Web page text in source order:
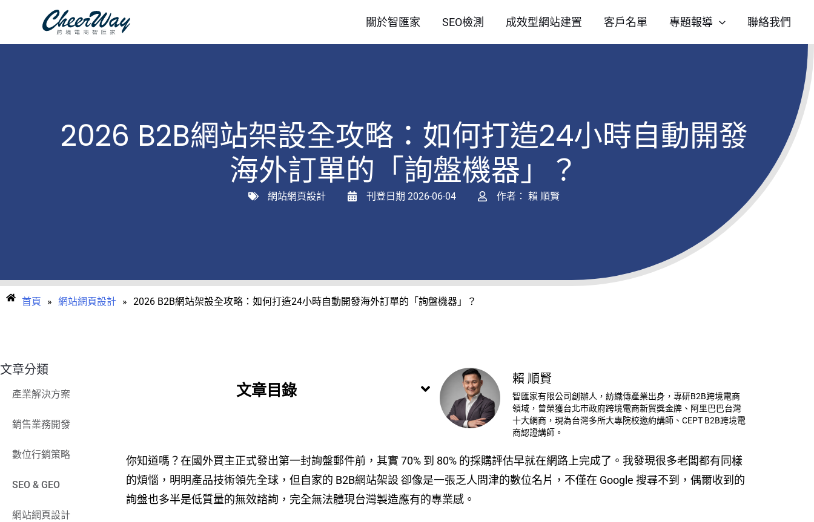
主
關於智匯家 SEO檢測 成效型網站建置 客戶名單 專題報導 聯絡我們
2026 B2B網站架設全攻略：如何打造24小時自動開發
海外訂單的「詢盤機器」？
網站網頁設計 刊登日期 2026-06-04 作者： 賴 順賢
首頁 » 網站網頁設計 » 2026 B2B網站架設全攻略：如何打造24小時自動開發海外訂單的「詢盤機器」？
文章分類
產業解決方案
銷售業務開發
數位行銷策略
SEO & GEO
網站網頁設計
文章目錄
賴 順賢
智匯家有限公司創辦人，紡織傳產業出身，專研B2B跨境電商
領域，曾榮獲台北市政府跨境電商新貿獎金牌、阿里巴巴台灣
十大網商，現為台灣多所大專院校邀約講師、CEPT B2B跨境電
商認證講師。
你知道嗎？在國外買主正式發出第一封詢盤郵件前，其實 70% 到 80% 的採購評估早就在網路上完成了。我發現很多老闆都有同樣
的煩惱，明明產品技術領先全球，但自家的 B2B網站架設 卻像是一張乏人問津的數位名片，不僅在 Google 搜尋不到，偶爾收到的
詢盤也多半是低質量的無效諮詢，完全無法體現台灣製造應有的專業感。